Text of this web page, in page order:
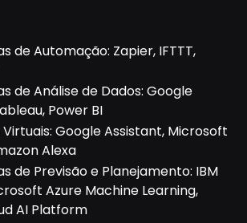
de Automação: Zapier, IFTTT,
de Análise de Dados: Google
Power BI
Google Assistant, Microsoft
Alexa
de Previsão e Planejamento: IBM
Azure Machine Learning,
AI Platform